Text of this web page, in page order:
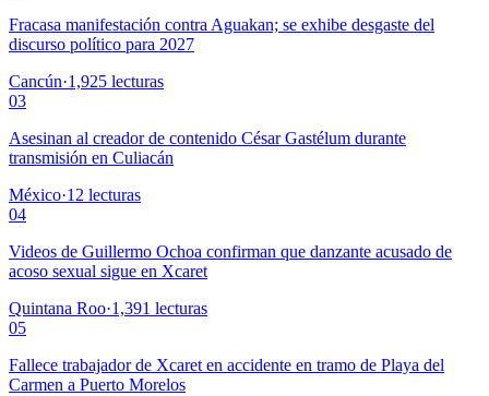
Fracasa manifestación contra Aguakan; se exhibe desgaste del
discurso político para 2027
Cancún·1,925 lecturas
03
Asesinan al creador de contenido César Gastélum durante
transmisión en Culiacán
México·12 lecturas
04
Videos de Guillermo Ochoa confirman que danzante acusado de
acoso sexual sigue en Xcaret
Quintana Roo·1,391 lecturas
05
Fallece trabajador de Xcaret en accidente en tramo de Playa del
Carmen a Puerto Morelos